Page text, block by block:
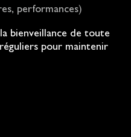
performances)
bienveillance de toute
pour maintenir